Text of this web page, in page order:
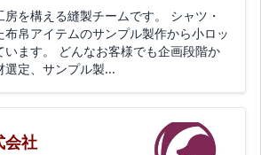
を構える縫製チームです。 シャツ・
布帛アイテムのサンプル製作から小ロッ
います。 どんなお客様でも企画段階か
選定、サンプル製...
社